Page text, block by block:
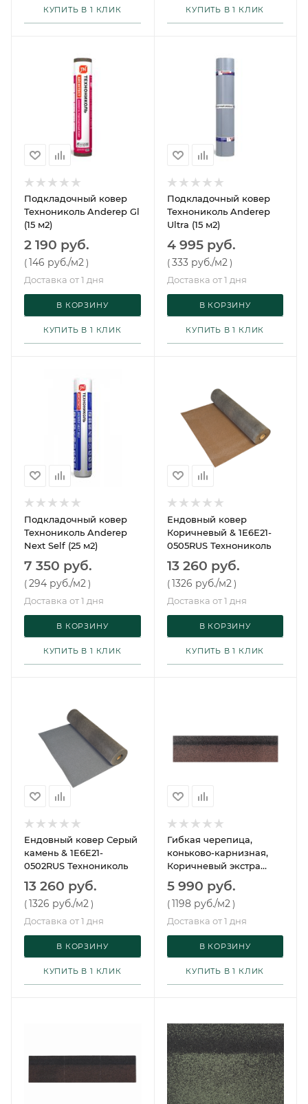
КУПИТЬ В 1 КЛИК КУПИТЬ В 1 КЛИК
Подкладочный ковер
Технониколь Anderep Gl
(15 м2)
2 190 руб.
(146 руб./м2)
Доставка от 1 дня
В КОРЗИНУ
КУПИТЬ В 1 КЛИК
Подкладочный ковер
Технониколь Anderep
Ultra (15 м2)
4 995 руб.
(333 руб./м2 )
Доставка от 1 дня
В КОРЗИНУ
КУПИТЬ В 1 КЛИК
Подкладочный ковер
Технониколь Anderep
Next Self (25 м2)
7 350 руб.
(294 руб./м2 )
Доставка от 1 дня
В КОРЗИНУ
КУПИТЬ В 1 КЛИК
Ендовный ковер
Коричневый & 1E6E21-
0505RUS Технониколь
13 260 руб.
(1326 руб./м2 )
Доставка от 1 дня
В КОРЗИНУ
КУПИТЬ В 1 КЛИК
Ендовный ковер Серый
камень & 1E6E21-
0502RUS Технониколь
13 260 руб.
(1326 руб./м2)
Доставка от 1 дня
В КОРЗИНУ
КУПИТЬ В 1 КЛИК
Гибкая черепица,
коньково-карнизная,
Коричневый экстра
Технониколь
5 990 руб.
(1198 руб./м2 )
Доставка от 1 дня
В КОРЗИНУ
КУПИТЬ В 1 КЛИК